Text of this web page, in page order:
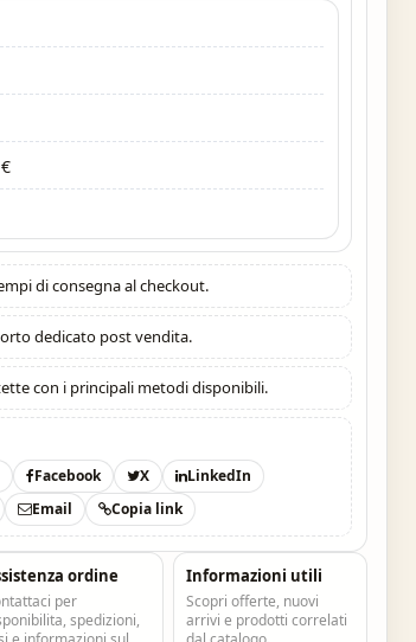
€
di consegna al checkout.
dedicato post vendita.
con i principali metodi disponibili.
Facebook X
LinkedIn
Email Copia link
ordine
per
spedizioni,
Informazioni utili
Scopri offerte, nuovi
arrivi e prodotti correlati